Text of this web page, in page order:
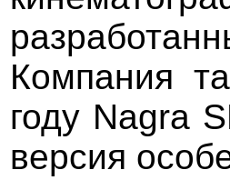
Компания
году Nagra
версия